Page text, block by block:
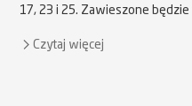
17, 23 i 25. Zawieszone
Czytaj więcej